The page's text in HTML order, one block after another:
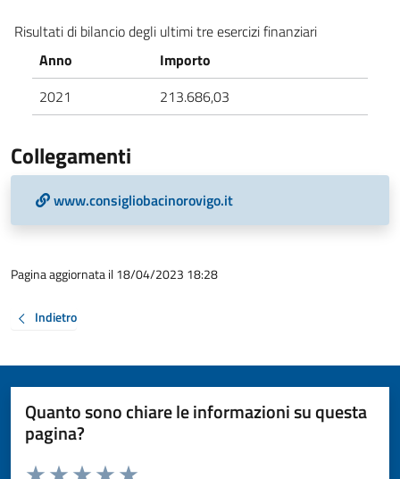
Risultati di bilancio degli ultimi tre esercizi finanziari
Anno
Importo
2021
213.686,03
Collegamenti
www.consigliobacinorovigo.it
Pagina aggiornata il 18/04/2023 18:28
Indietro
Quanto sono chiare le informazioni su questa
pagina?
Valuta da 1 a 5 stelle la pagina